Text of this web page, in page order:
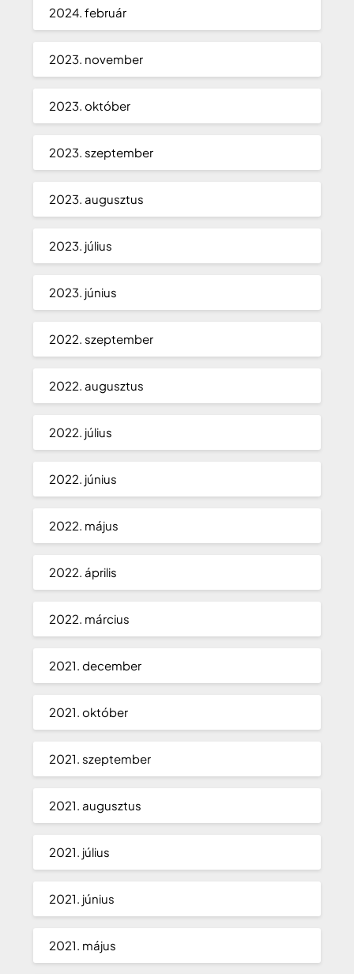
2024. február
2023. november
2023. október
2023. szeptember
2023. augusztus
2023. július
2023. június
2022. szeptember
2022. augusztus
2022. július
2022. június
2022. május
2022. április
2022. március
2021. december
2021. október
2021. szeptember
2021. augusztus
2021. július
2021. június
2021. május